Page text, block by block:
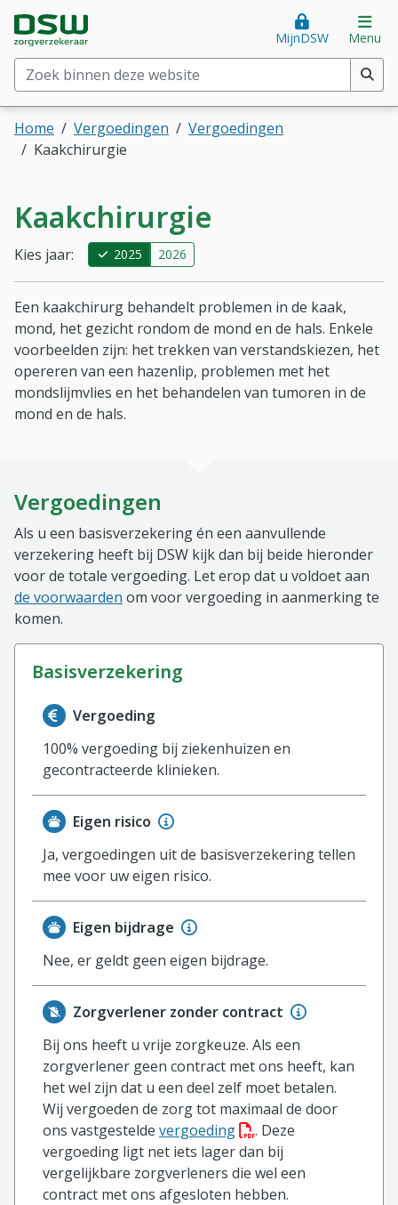
Direct naar hoofdinhoud
Direct naar hoofdmenuDSW Zorgverzekeraar. Goed voor je.
Zoek binnen deze website(min. 2 tekens)
MijnDSW Menu
Home Vergoedingen
Vergoedingen
Kaakchirurgie
Kaakchirurgie
Kies jaar: 2025 2026
Een kaakchirurg behandelt problemen in de kaak,
mond, het gezicht rondom de mond en de hals. Enkele
voorbeelden zijn: het trekken van verstandskiezen, het
opereren van een hazenlip, problemen met het
mondslijmvlies en het behandelen van tumoren in de
mond en de hals.
Vergoedingen
Als u een basisverzekering én een aanvullende
verzekering heeft bij DSW kijk dan bij beide hieronder
voor de totale vergoeding. Let erop dat u voldoet aan
de voorwaarden om voor vergoeding in aanmerking te
komen.
basisverzekering
Informatie over de vergoeding van de
Vergoeding
100% vergoeding bij ziekenhuizen en
gecontracteerde klinieken.
Eigen risico
Ja, vergoedingen uit de basisverzekering tellen
mee voor uw eigen risico.
Eigen bijdrage
Nee, er geldt geen eigen bijdrage.
Zorgverlener zonder contract
Bij ons heeft u vrije zorgkeuze. Als een
zorgverlener geen contract met ons heeft, kan
het wel zijn dat u een deel zelf moet betalen.
Wij vergoeden de zorg tot maximaal de door
ons vastgestelde vergoeding(PDF bestand,
. Deze
vergoeding ligt net iets lager dan bij
vergelijkbare zorgverleners die wel een
contract met ons afgesloten hebben.